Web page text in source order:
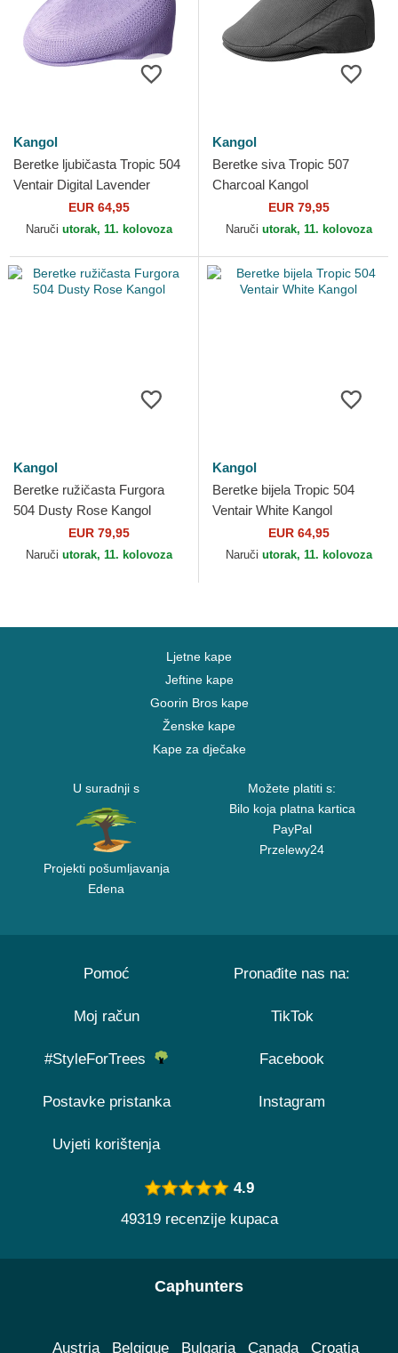
Kangol
Beretke ljubičasta Tropic 504
Ventair Digital Lavender
EUR 64,95
Naruči utorak, 11. kolovoza
Kangol
Beretke siva Tropic 507
Charcoal Kangol
EUR 79,95
Naruči utorak, 11. kolovoza
Kangol
Beretke ružičasta Furgora
504 Dusty Rose Kangol
EUR 79,95
Naruči utorak, 11. kolovoza
Kangol
Beretke bijela Tropic 504
Ventair White Kangol
EUR 64,95
Naruči utorak, 11. kolovoza
Ljetne kape
Jeftine kape
Goorin Bros kape
Ženske kape
Kape za dječake
U suradnji s
Projekti pošumljavanja
Edena
Možete platiti s:
Bilo koja platna kartica
PayPal
Przelewy24
Pomoć
Moj račun
#StyleForTrees
Postavke pristanka
Uvjeti korištenja
Pronađite nas na:
TikTok
Facebook
Instagram
4.9
49319 recenzije kupaca
Caphunters
Austria Belgique Bulgaria Canada Croatia